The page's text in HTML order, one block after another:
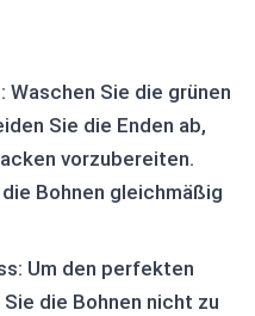
Sie die grünen
Sie die Enden ab,
vorzubereiten.
Bohnen gleichmäßig
Um den perfekten
die Bohnen nicht zu